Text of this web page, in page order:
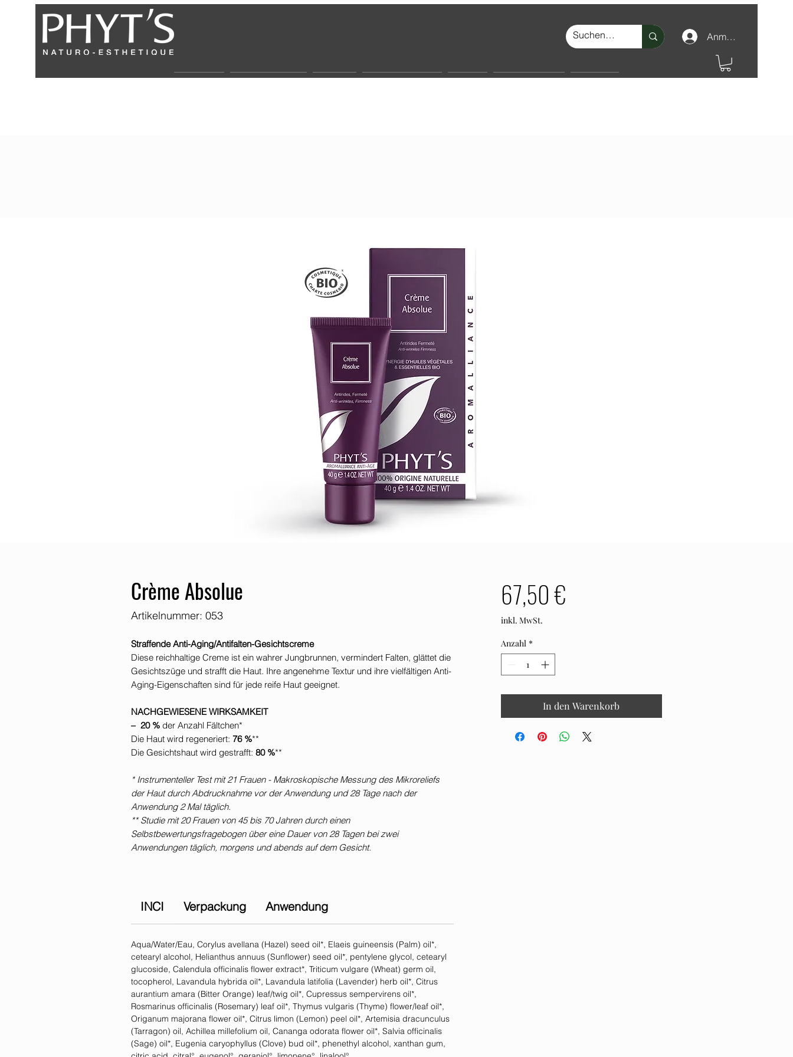
Anmelden
Crème Absolue
Artikelnummer: 053
Straffende Anti-Aging/Antifalten-Gesichtscreme
Diese reichhaltige Creme ist ein wahrer Jungbrunnen, vermindert Falten, glättet die
Gesichtszüge und strafft die Haut. Ihre angenehme Textur und ihre vielfältigen Anti-
Aging-Eigenschaften sind für jede reife Haut geeignet.
NACHGEWIESENE WIRKSAMKEIT
– 20 % der Anzahl Fältchen*
Die Haut wird regeneriert: 76 %**
Die Gesichtshaut wird gestrafft: 80 %**
* Instrumenteller Test mit 21 Frauen - Makroskopische Messung des Mikroreliefs
der Haut durch Abdrucknahme vor der Anwendung und 28 Tage nach der
Anwendung 2 Mal täglich.
** Studie mit 20 Frauen von 45 bis 70 Jahren durch einen
Selbstbewertungsfragebogen über eine Dauer von 28 Tagen bei zwei
Anwendungen täglich, morgens und abends auf dem Gesicht.
INCI Verpackung Anwendung
Aqua/Water/Eau, Corylus avellana (Hazel) seed oil*, Elaeis guineensis (Palm) oil*,
cetearyl alcohol, Helianthus annuus (Sunflower) seed oil*, pentylene glycol, cetearyl
glucoside, Calendula officinalis flower extract*, Triticum vulgare (Wheat) germ oil,
tocopherol, Lavandula hybrida oil*, Lavandula latifolia (Lavender) herb oil*, Citrus
aurantium amara (Bitter Orange) leaf/twig oil*, Cupressus sempervirens oil*,
Rosmarinus officinalis (Rosemary) leaf oil*, Thymus vulgaris (Thyme) flower/leaf oil*,
Origanum majorana flower oil*, Citrus limon (Lemon) peel oil*, Artemisia dracunculus
(Tarragon) oil, Achillea millefolium oil, Cananga odorata flower oil*, Salvia officinalis
(Sage) oil*, Eugenia caryophyllus (Clove) bud oil*, phenethyl alcohol, xanthan gum,
67,50 €Preis
inkl. MwSt.
Anzahl *
In den Warenkorb